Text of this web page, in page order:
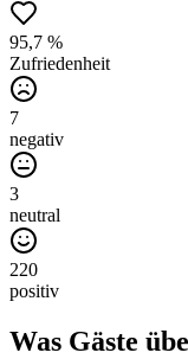
95,7 %
Zufriedenheit
7
negativ
3
neutral
220
positiv
Was Gäste